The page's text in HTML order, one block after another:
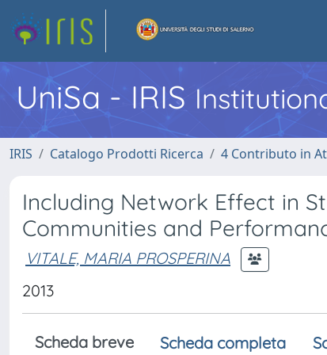
UniSa - IRIS
IRIS Catalogo Prodotti Ricerca 4 Contributo in
Including Network Effect in
Communities and
VITALE, MARIA PROSPERINA
2013
Scheda breve Scheda completa